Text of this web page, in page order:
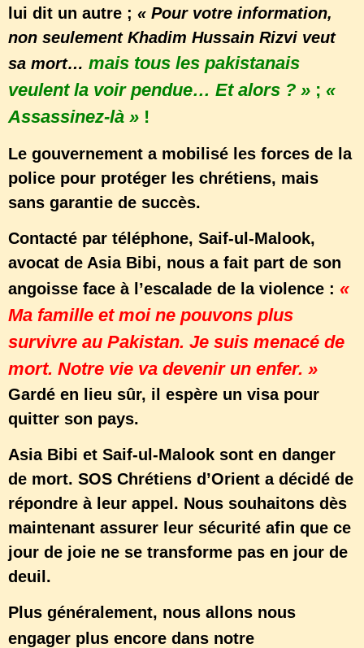
lui dit un autre ; « Pour votre information,
non seulement Khadim Hussain Rizvi veut
sa mort… mais tous les pakistanais
veulent la voir pendue… Et alors ? » ; «
Assassinez-là » !
Le gouvernement a mobilisé les forces de la
police pour protéger les chrétiens, mais
sans garantie de succès.
Contacté par téléphone, Saif-ul-Malook,
avocat de Asia Bibi, nous a fait part de son
angoisse face à l’escalade de la violence : «
Ma famille et moi ne pouvons plus
survivre au Pakistan. Je suis menacé de
mort. Notre vie va devenir un enfer. »
Gardé en lieu sûr, il espère un visa pour
quitter son pays.
Asia Bibi et Saif-ul-Malook sont en danger
de mort. SOS Chrétiens d’Orient a décidé de
répondre à leur appel. Nous souhaitons dès
maintenant assurer leur sécurité afin que ce
jour de joie ne se transforme pas en jour de
deuil.
Plus généralement, nous allons nous
engager plus encore dans notre